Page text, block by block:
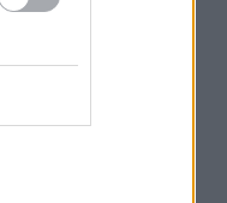
Hercule Poirot
Bez motivu